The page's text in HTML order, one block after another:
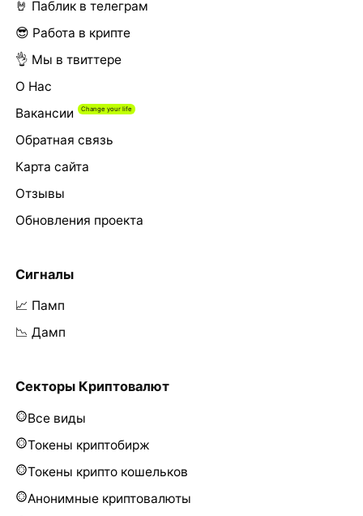
🤘 Паблик в телеграм
😎 Работа в крипте
👌 Мы в твиттере
О Нас
Вакансии
Обратная связь
Карта сайта
Отзывы
Обновления проекта
Сигналы
📈 Памп
📉 Дамп
Секторы Криптовалют
Все виды
Токены криптобирж
Токены крипто кошельков
Анонимные криптовалюты